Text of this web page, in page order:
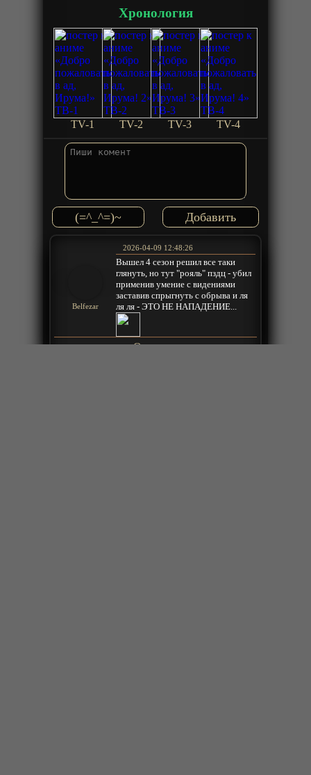
Хронология
TV-1 TV-2 TV-3 TV-4
(=^_^=)~
Belfezar
2026-04-09 12:48:26
Вышел 4 сезон решил все таки
глянуть, но тут "рояль" пздц - убил
применив умение с видениями
заставив спрыгнуть с обрыва и ля
ля ля - ЭТО НЕ НАПАДЕНИЕ...
Ответить